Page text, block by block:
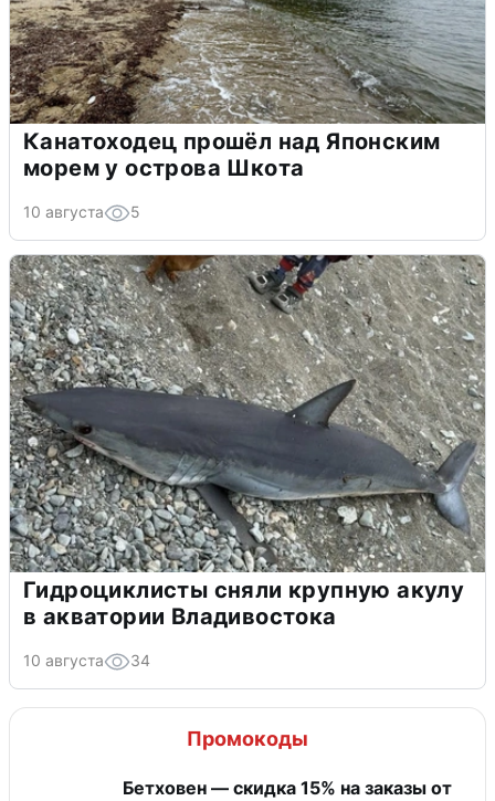
Канатоходец прошёл над Японским
морем у острова Шкота
10 августа 5
Гидроциклисты сняли крупную акулу
в акватории Владивостока
10 августа 34
Промокоды
Бетховен — скидка 15% на заказы от